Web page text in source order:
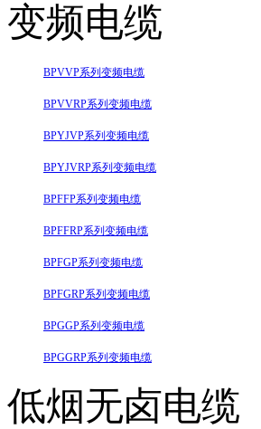
变频电缆
BPVVP系列变频电缆
BPVVRP系列变频电缆
BPYJVP系列变频电缆
BPYJVRP系列变频电缆
BPFFP系列变频电缆
BPFFRP系列变频电缆
BPFGP系列变频电缆
BPFGRP系列变频电缆
BPGGP系列变频电缆
BPGGRP系列变频电缆
低烟无卤电缆